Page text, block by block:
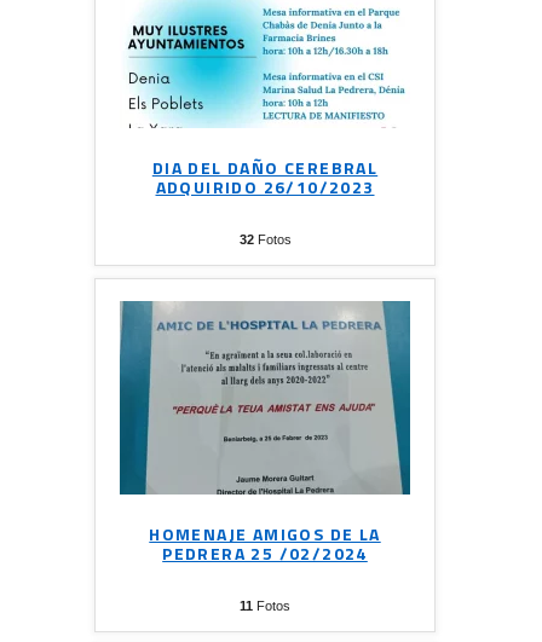
DIA DEL DAÑO CEREBRAL
ADQUIRIDO 26/10/2023
32Fotos
HOMENAJE AMIGOS DE LA
PEDRERA 25 /02/2024
11 Fotos